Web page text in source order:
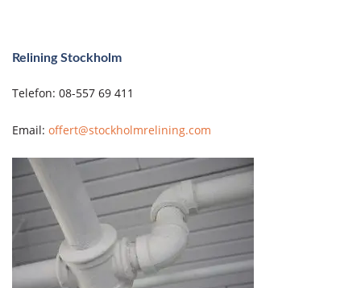
Relining Stockholm
Telefon: 08-557 69 411
Email: offert@stockholmrelining.com